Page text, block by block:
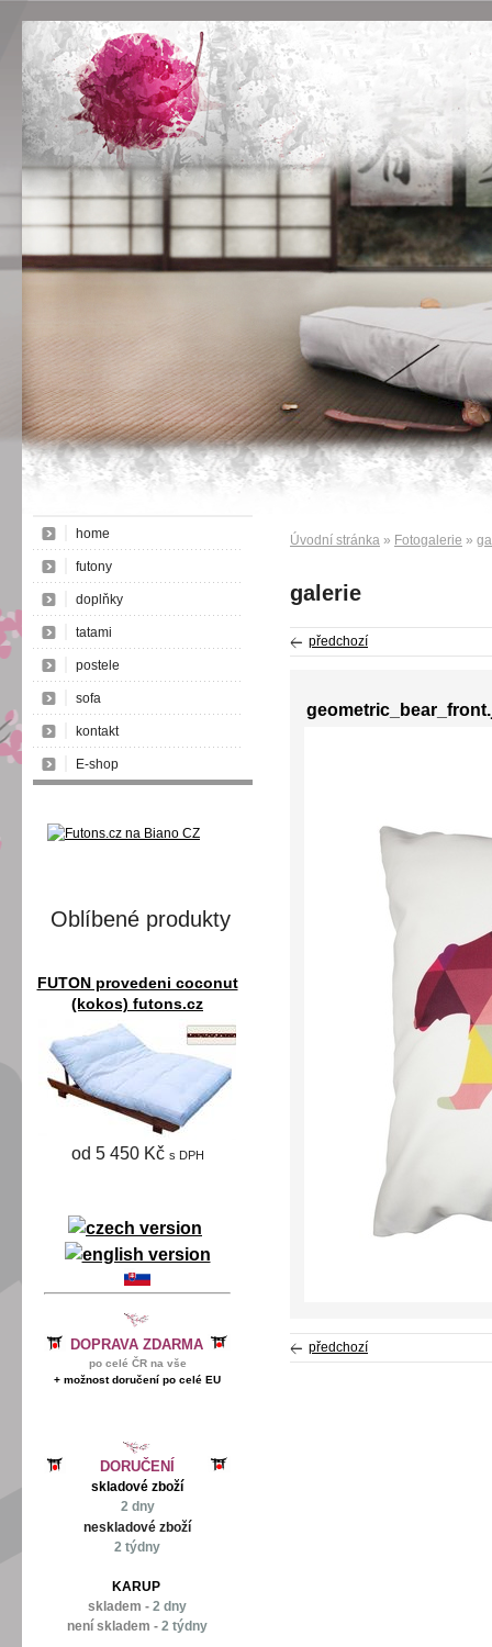
Úvodní stránka » Fotogalerie »
galerie
předchozí
předchozí
home
futony
doplňky
tatami
postele
sofa
kontakt
E-shop
Oblíbené produkty
FUTON provedeni coconut
(kokos) futons.cz
od 5 450 Kč s DPH
DOPRAVA ZDARMA
po celé ČR na vše
+ možnost doručení po celé EU
DORUČENÍ
skladové zboží
2 dny
neskladové zboží
2 týdny
KARUP
skladem - 2 dny
není skladem - 2 týdny